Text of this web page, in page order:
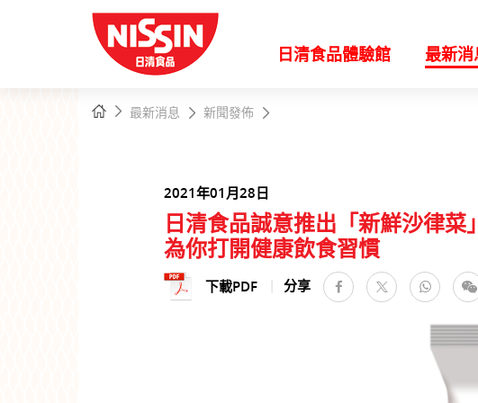
日清食品體驗館 最新消
主頁最新消息 新聞發佈
2021年01月28日
日清食品誠意推出「新鮮沙律菜」
為你打開健康飲食習慣
下載PDF 分享 facebook推特